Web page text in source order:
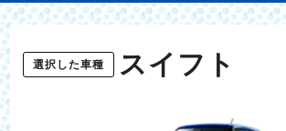
選択した車種 スイフト